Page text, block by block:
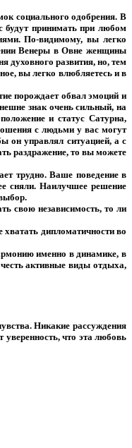
социального одобрения. В
будут принимать при любом
По-видимому, вы легко
Венеры в Овне женщины
духовного развития, но, тем
вы легко влюбляетесь и в
порождает обвал эмоций и
знак очень сильный, на
и статус Сатурна,
с людьми у вас могут
он управлял ситуацией, а с
раздражение, то вы можете
трудно. Ваше поведение в
сняли. Наилучшее решение
свою независимость, то ли
дипломатичности во
именно в динамике, в
активные виды отдыха,
Никакие рассуждения
уверенность, что эта любовь